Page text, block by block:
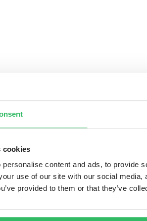
cookies
content and ads, to provide
use of our site with our social
provided to them or that they’ve